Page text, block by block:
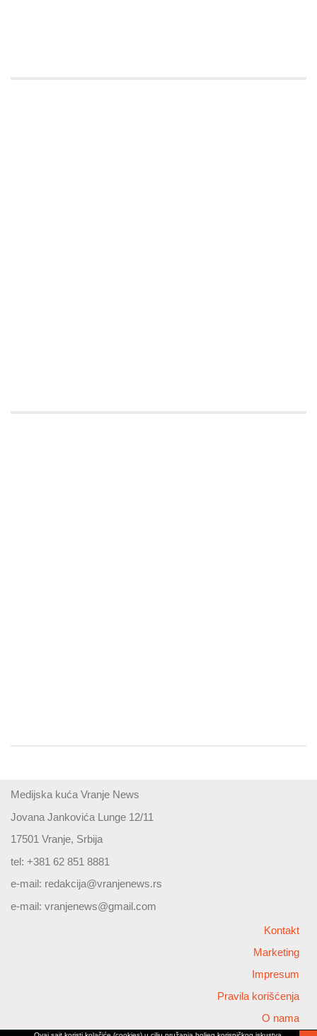
Medijska kuća Vranje News
Jovana Jankovića Lunge 12/11
17501 Vranje, Srbija
tel: +381 62 851 8881
e-mail: redakcija@vranjenews.rs
e-mail: vranjenews@gmail.com
Kontakt
Marketing
Impresum
Pravila korišćenja
O nama